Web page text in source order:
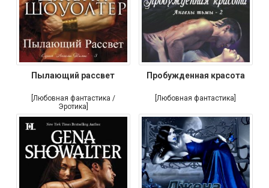
Пылающий рассвет
[Любовная фантастика /
Эротика]
Пробужденная красота
[Любовная фантастика]